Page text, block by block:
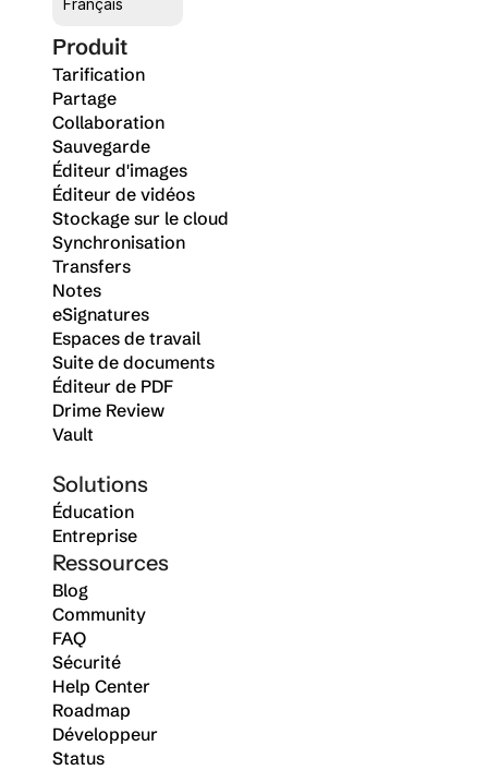
Français
Produit
Tarification
Partage
Collaboration
Sauvegarde
Éditeur d'images
Éditeur de vidéos
Stockage sur le cloud
Synchronisation
Transfers
Notes
eSignatures
Espaces de travail
Suite de documents
Éditeur de PDF
Drime Review
Vault
Solutions
Éducation
Entreprise
Ressources
Blog
Community
FAQ
Sécurité
Help Center
Roadmap
Développeur
Status